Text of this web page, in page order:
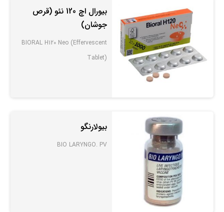
بیورال اچ 120 نئو (قرص
جوشان)
BIORAL H120 Neo (Effervescent
Tablet)
بیولارنگو
BIO LARYNGO. PV